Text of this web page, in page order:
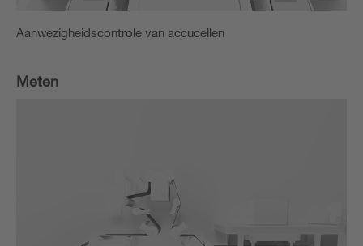
Aanwezigheidscontrole van accucellen
Meten